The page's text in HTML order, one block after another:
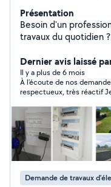
Présentation
Besoin d'un
travaux du quotidien
plomberie _ Petite électricité/ dépannage _ Montage de
meubles / pose
placo, finissions...) _
Diagnostic et dépannage (
Travail soigné, conseils adaptés et solutions au cas par
cas. Disponible en
disponibilités respectives. Secteur: Cuffy ,
alentours. N'hésitez pas a me contacter pour en
discuter
Dernier avis laissé
Il y a plus de 6 mois
À l’écoute de nos
respectueux, très réactif Je recommande à 100% pour vos
Demande de travaux